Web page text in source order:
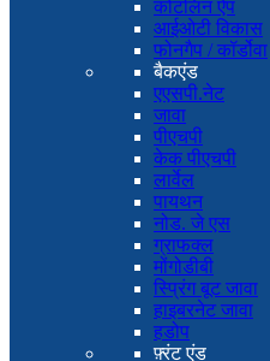
कोटलिन ऐप
आईओटी विकास
फोनगैप / कॉर्डोवा
बैकएंड
एएसपी.नेट
जावा
पीएचपी
केक पीएचपी
लार्वेल
पायथन
नोड. जे एस
ग्राफक्ल
मोंगोडीबी
स्प्रिंग बूट जावा
हाइबरनेट जावा
हडोप
फ़्रंट एंड